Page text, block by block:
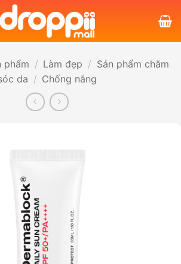
phẩm / Làm đẹp / Sản phẩm chăm
da / Chống nắng